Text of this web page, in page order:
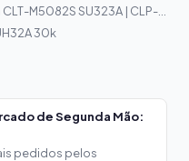
30k
de Segunda Mão:
pedidos pelos